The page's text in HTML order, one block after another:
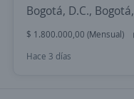
Bogotá, D.C.,
$ 1.800.000,00 (Mensual)
Hace 3 días